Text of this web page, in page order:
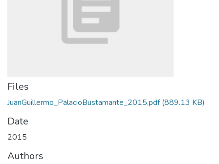
Files
JuanGuillermo_PalacioBustamante_2015.pdf(889.13 KB)
Date
2015
Authors